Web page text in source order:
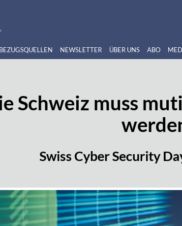
BEZUGSQUELLEN NEWSLETTER ÜBER UNS ABO
Schweiz muss
Swiss Cyber Security